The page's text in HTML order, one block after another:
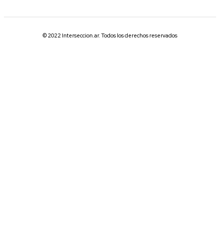
© 2022 Interseccion.ar. Todos los derechos reservados